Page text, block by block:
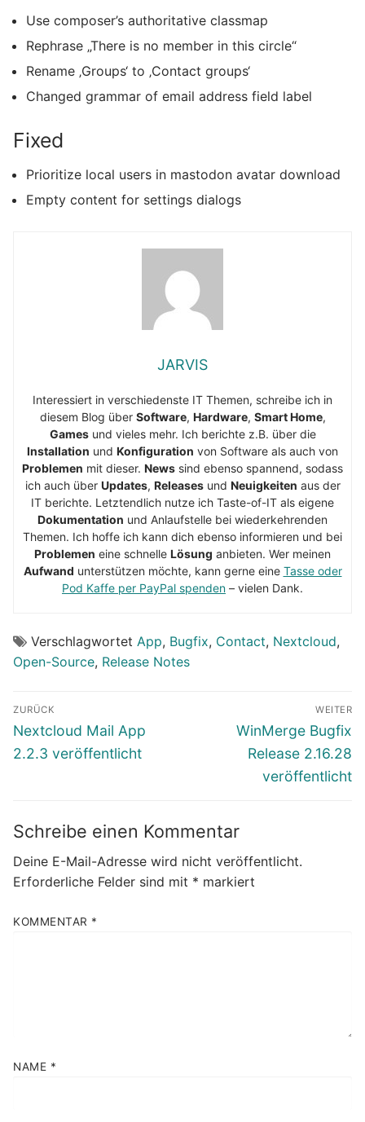
Use composer’s authoritative classmap
Rephrase „There is no member in this circle“
Rename ‚Groups‘ to ‚Contact groups‘
Changed grammar of email address field label
Fixed
Prioritize local users in mastodon avatar download
Empty content for settings dialogs
JARVIS
Interessiert in verschiedenste IT Themen, schreibe ich in
diesem Blog über Software, Hardware, Smart Home,
Gamesund vieles mehr. Ich berichte z.B. über die
Installation und Konfiguration von Software als auch von
Problemen mit dieser. News sind ebenso spannend, sodass
ich auch über Updates, Releasesund Neuigkeiten aus der
IT berichte. Letztendlich nutze ich Taste-of-IT als eigene
Dokumentation und Anlaufstelle bei wiederkehrenden
Themen. Ich hoffe ich kann dich ebenso informieren und bei
Problemen eine schnelle Lösung anbieten. Wer meinen
Aufwand unterstützen möchte, kann gerne eine Tasse oder
Pod Kaffe per PayPal spenden – vielen Dank.
Verschlagwortet App, Bugfix, Contact, Nextcloud,
Open-Source, Release Notes
Beitragsnavigation
ZURÜCK
Vorheriger
Beitrag:
Nextcloud Mail App
2.2.3 veröffentlicht
WEITER
Nächster
Beitrag:
WinMerge Bugfix
Release 2.16.28
veröffentlicht
Schreibe einen Kommentar
Deine E-Mail-Adresse wird nicht veröffentlicht.
Erforderliche Felder sind mit * markiert
KOMMENTAR *
NAME *